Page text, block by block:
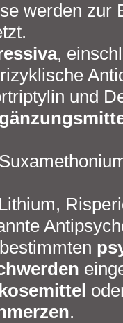
werden zur
,
und
.